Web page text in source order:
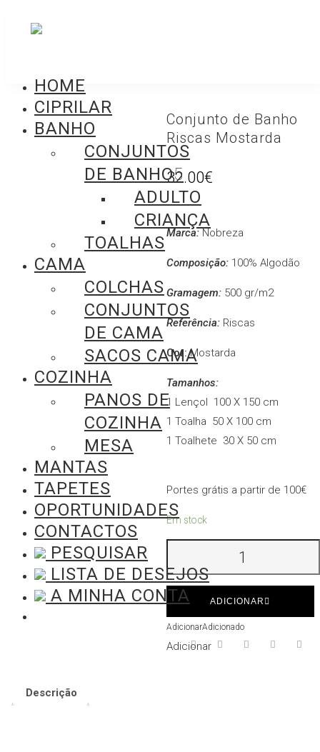
HOME
CIPRILAR
BANHO
CONJUNTOS
DE BANHO
ADULTO
CRIANÇA
TOALHAS
CAMA
COLCHAS
CONJUNTOS
DE CAMA
SACOS CAMA
COZINHA
PANOS DE
COZINHA
MESA
MANTAS
TAPETES
OPORTUNIDADES
CONTACTOS
PESQUISAR
LISTA DE DESEJOS
A MINHA CONTA
Conjunto de Banho
Riscas Mostarda
32.00€
Marca:Nobreza
Composição:100% Algodão
Gramagem:500 gr/m2
Referência:Riscas
Cor:Mostarda
Tamanhos:
1 Lençol 100 X 150 cm
1 Toalha 50 X 100 cm
1 Toalhete 30 X 50 cm
Portes grátis a partir de 100€
Em stock
de
Conjunto
de
Banho
Riscas
ADICIONAR
AdicionarAdicionado
Adicionar
Descrição